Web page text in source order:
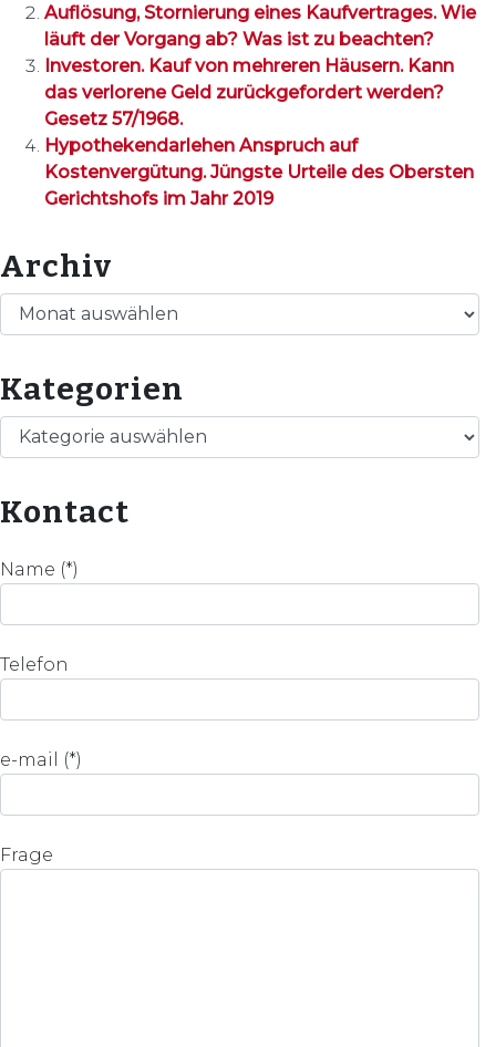
Auflösung, Stornierung eines Kaufvertrages. Wie
läuft der Vorgang ab? Was ist zu beachten?
Investoren. Kauf von mehreren Häusern. Kann
das verlorene Geld zurückgefordert werden?
Gesetz 57/1968.
Hypothekendarlehen Anspruch auf
Kostenvergütung. Jüngste Urteile des Obersten
Gerichtshofs im Jahr 2019
Archiv
Archiv
Kategorien
Kategorien
Kontact
Name (*)
Telefon
e-mail (*)
Frage